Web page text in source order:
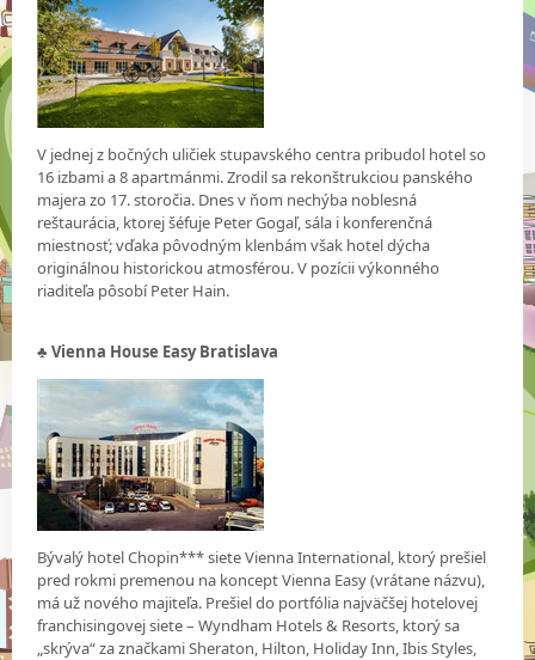
V jednej z bočných uličiek stupavského centra pribudol hotel so
16 izbami a 8 apartmánmi. Zrodil sa rekonštrukciou panského
majera zo 17. storočia. Dnes v ňom nechýba noblesná
reštaurácia, ktorej šéfuje Peter Gogaľ, sála i konferenčná
miestnosť; vďaka pôvodným klenbám však hotel dýcha
originálnou historickou atmosférou. V pozícii výkonného
riaditeľa pôsobí Peter Hain.
♣ Vienna House Easy Bratislava
Bývalý hotel Chopin*** siete Vienna International, ktorý prešiel
pred rokmi premenou na koncept Vienna Easy (vrátane názvu),
má už nového majiteľa. Prešiel do portfólia najväčšej hotelovej
franchisingovej siete – Wyndham Hotels & Resorts, ktorý sa
„skrýva“ za značkami Sheraton, Hilton, Holiday Inn, Ibis Styles,